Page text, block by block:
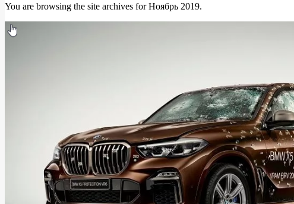
You are browsing the site archives for Ноябрь 2019.